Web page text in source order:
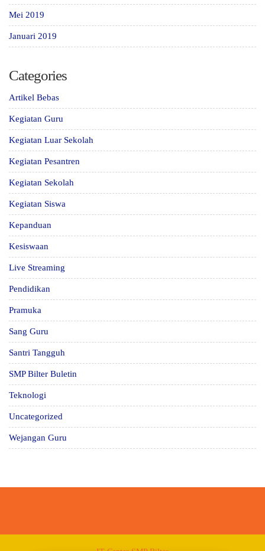
Mei 2019
Januari 2019
Categories
Artikel Bebas
Kegiatan Guru
Kegiatan Luar Sekolah
Kegiatan Pesantren
Kegiatan Sekolah
Kegiatan Siswa
Kepanduan
Kesiswaan
Live Streaming
Pendidikan
Pramuka
Sang Guru
Santri Tangguh
SMP Bilter Buletin
Teknologi
Uncategorized
Wejangan Guru